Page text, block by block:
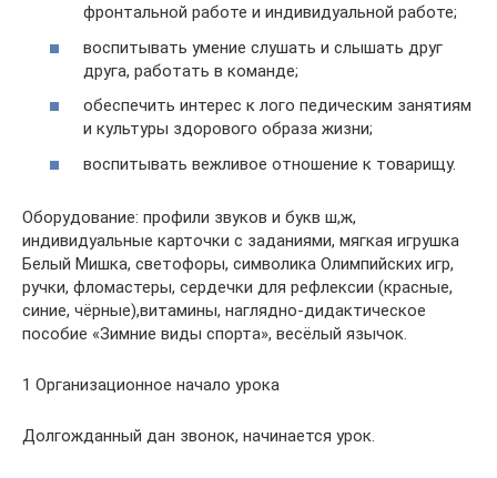
фронтальной работе и индивидуальной работе;
воспитывать умение слушать и слышать друг
друга, работать в команде;
обеспечить интерес к лого педическим занятиям
и культуры здорового образа жизни;
воспитывать вежливое отношение к товарищу.
Оборудование: профили звуков и букв ш,ж,
индивидуальные карточки с заданиями, мягкая игрушка
Белый Мишка, светофоры, символика Олимпийских игр,
ручки, фломастеры, сердечки для рефлексии (красные,
синие, чёрные),витамины, наглядно-дидактическое
пособие «Зимние виды спорта», весёлый язычок.
1 Организационное начало урока
Долгожданный дан звонок, начинается урок.